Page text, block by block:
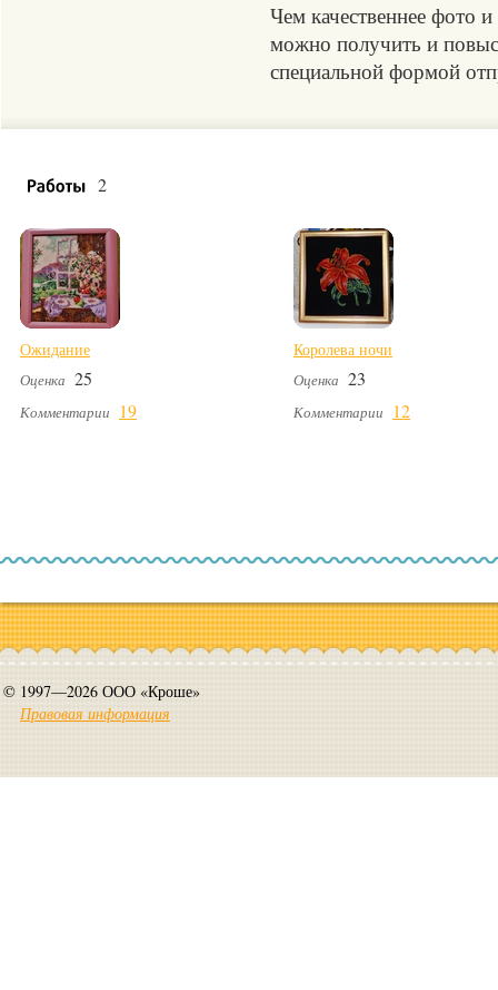
Чем качественнее фото
можно получить и
специальной формой
2
Ожидание
Оценка 25
Комментарии 19
Королева ночи
Оценка 23
Комментарии 12
© 1997—2026 ООО «Кроше»
Правовая информация